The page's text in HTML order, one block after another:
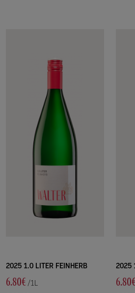
2025 1.0 LITER FEINHERB
6.80€ /1L
2025